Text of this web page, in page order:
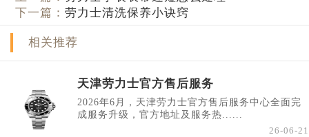
下一篇：劳力士清洗保养小诀窍
相关推荐
天津劳力士官方售后服务
2026年6月，天津劳力士官方售后服务中心全面完
成服务升级，官方地址及服务热......
26-06-21